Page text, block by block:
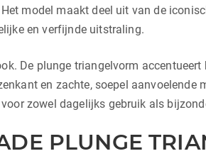
model maakt deel uit van de
en verfijnde uitstraling.
De plunge triangelvorm
en zachte, soepel aanvoelende
zowel dagelijks gebruik als
PLUNGE